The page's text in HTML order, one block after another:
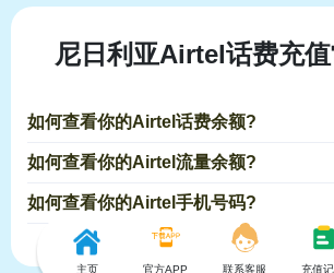
尼日利亚Airtel话费充
如何查看你的Airtel话费余额?
如何查看你的Airtel流量余额?
如何查看你的Airtel手机号码?
主页 官方APP 联系客服 充值